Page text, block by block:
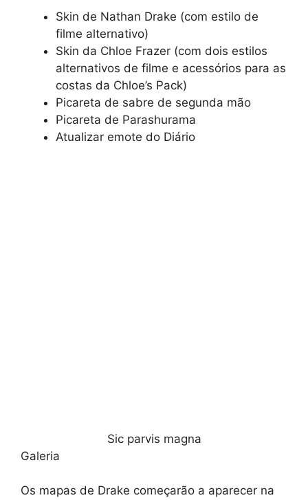
Skin de Nathan Drake (com estilo de
filme alternativo)
Skin da Chloe Frazer (com dois estilos
alternativos de filme e acessórios para as
costas da Chloe’s Pack)
Picareta de sabre de segunda mão
Picareta de Parashurama
Atualizar emote do Diário
Sic parvis magna
Galeria
Os mapas de Drake começarão a aparecer na